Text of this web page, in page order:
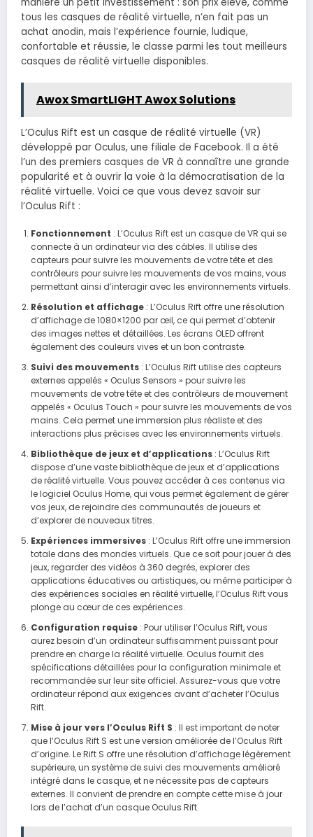
manière un petit investissement : son prix élevé, comme
tous les casques de réalité virtuelle, n’en fait pas un
achat anodin, mais l’expérience fournie, ludique,
confortable et réussie, le classe parmi les tout meilleurs
casques de réalité virtuelle disponibles.
Awox SmartLIGHT Awox Solutions
L’Oculus Rift est un casque de réalité virtuelle (VR)
développé par Oculus, une filiale de Facebook. Il a été
l’un des premiers casques de VR à connaître une grande
popularité et à ouvrir la voie à la démocratisation de la
réalité virtuelle. Voici ce que vous devez savoir sur
l’Oculus Rift :
Fonctionnement : L’Oculus Rift est un casque de VR qui se
connecte à un ordinateur via des câbles. Il utilise des
capteurs pour suivre les mouvements de votre tête et des
contrôleurs pour suivre les mouvements de vos mains, vous
permettant ainsi d’interagir avec les environnements virtuels.
Résolution et affichage: L’Oculus Rift offre une résolution
d’affichage de 1080×1200 par œil, ce qui permet d’obtenir
des images nettes et détaillées. Les écrans OLED offrent
également des couleurs vives et un bon contraste.
Suivi des mouvements: L’Oculus Rift utilise des capteurs
externes appelés « Oculus Sensors » pour suivre les
mouvements de votre tête et des contrôleurs de mouvement
appelés « Oculus Touch » pour suivre les mouvements de vos
mains. Cela permet une immersion plus réaliste et des
interactions plus précises avec les environnements virtuels.
Bibliothèque de jeux et d’applications: L’Oculus Rift
dispose d’une vaste bibliothèque de jeux et d’applications
de réalité virtuelle. Vous pouvez accéder à ces contenus via
le logiciel Oculus Home, qui vous permet également de gérer
vos jeux, de rejoindre des communautés de joueurs et
d’explorer de nouveaux titres.
Expériences immersives: L’Oculus Rift offre une immersion
totale dans des mondes virtuels. Que ce soit pour jouer à des
jeux, regarder des vidéos à 360 degrés, explorer des
applications éducatives ou artistiques, ou même participer à
des expériences sociales en réalité virtuelle, l’Oculus Rift vous
plonge au cœur de ces expériences.
Configuration requise: Pour utiliser l’Oculus Rift, vous
aurez besoin d’un ordinateur suffisamment puissant pour
prendre en charge la réalité virtuelle. Oculus fournit des
spécifications détaillées pour la configuration minimale et
recommandée sur leur site officiel. Assurez-vous que votre
ordinateur répond aux exigences avant d’acheter l’Oculus
Rift.
Mise à jour vers l’Oculus Rift S : Il est important de noter
que l’Oculus Rift S est une version améliorée de l’Oculus Rift
d’origine. Le Rift S offre une résolution d’affichage légèrement
supérieure, un système de suivi des mouvements amélioré
intégré dans le casque, et ne nécessite pas de capteurs
externes. Il convient de prendre en compte cette mise à jour
lors de l’achat d’un casque Oculus Rift.